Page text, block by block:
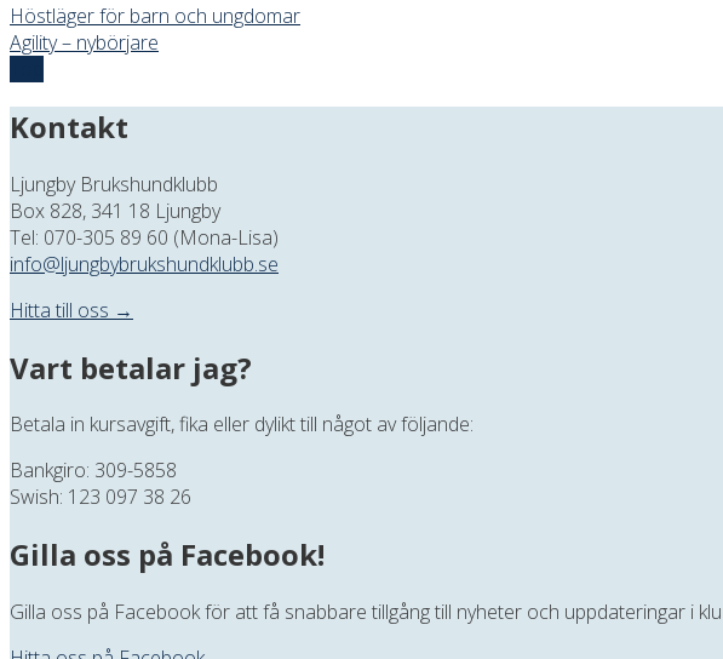
Höstläger för barn och ungdomar
Agility – nybörjare
Kontakt
Ljungby Brukshundklubb
Box 828, 341 18 Ljungby
Tel: 070-305 89 60 (Mona-Lisa)
info@ljungbybrukshundklubb.se
Hitta till oss →
Vart betalar jag?
Betala in kursavgift, fika eller dylikt till något av följande:
Bankgiro: 309-5858
Swish: 123 097 38 26
Gilla oss på Facebook!
Gilla oss på Facebook för att få snabbare tillgång till nyheter och uppdateringar i